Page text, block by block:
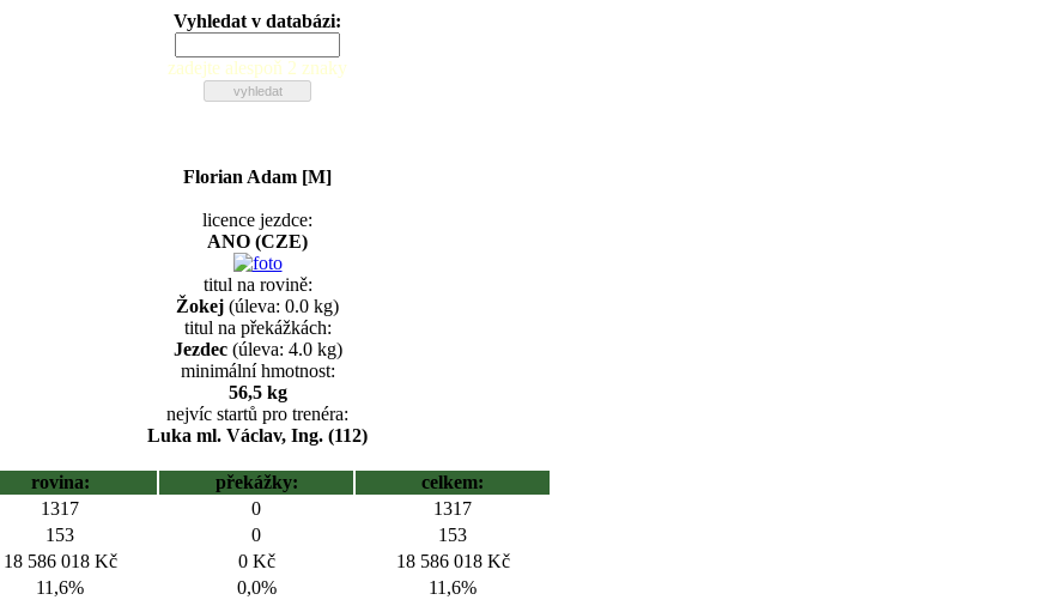
Vyhledat v databázi:
zadejte alespoň 2 znaky
Florian Adam [M]
licence jezdce:
ANO (CZE)
titul na rovině:
Žokej (úleva: 0.0 kg)
titul na překážkách:
Jezdec(úleva: 4.0 kg)
minimální hmotnost:
56,5 kg
nejvíc startů pro trenéra:
Luka ml. Václav, Ing. (112)
rovina: překážky:
celkem:
1317 0
1317
153 0
153
18 586 018 Kč 0 Kč
18 586 018 Kč
11,6% 0,0%
11,6%